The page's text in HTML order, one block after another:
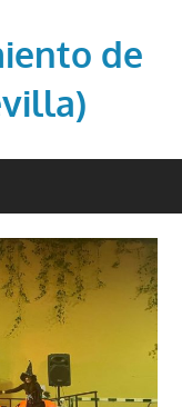
de